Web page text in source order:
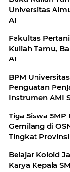
Universitas
AI
Fakultas
Kuliah Tamu,
AI
BPM
Penguatan
Instrumen AMI
Tiga Siswa
Gemilang di
Tingkat Provinsi
Belajar Koloid
Karya Kepala